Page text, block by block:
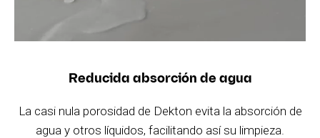
Reducida absorción de agua
La casi nula porosidad de Dekton evita la absorción de
agua y otros líquidos, facilitando así su limpieza.